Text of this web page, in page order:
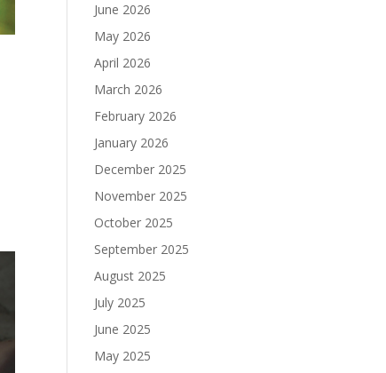
June 2026
May 2026
April 2026
March 2026
February 2026
January 2026
December 2025
November 2025
October 2025
September 2025
August 2025
July 2025
June 2025
May 2025